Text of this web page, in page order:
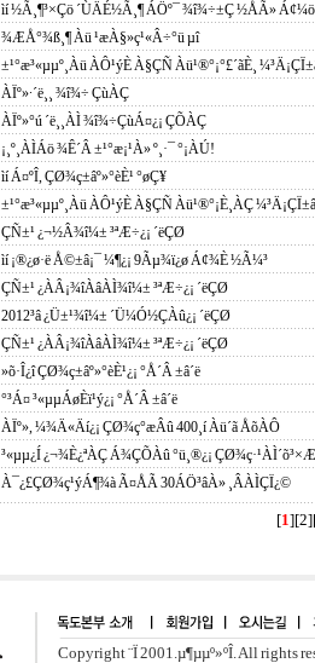
ìí ½Ã¸¶³×Çö ´ÙÄÉ½Ã¸¶ ÁÖº¯ ¾î¾÷±Ç ½ÅÃ» Á¢¼ö
¾ÆÅ°¾ß¸¶ Àü ¹æÀ§»ç¹«Â÷°ü µî
±¹°æ³«µµº¸Àü ÀÔ¹ýÈ­ À§ÇÑ Àü¹®°¡°£´ãÈ¸
ÀÏº»∙´ë¸¸ ¾î¾÷ ÇùÀÇ
ÀÏº»°ú ´ë¸¸ÀÌ ¾î¾÷ÇùÁ¤¿¡ ÇÕÀÇ
¡¸º¸ÀÌÁö ¾Ê´Â ±¹°æ¡¹À» º¸·¯ °¡ÀÚ!
ìí Á¤ºÎ, ÇØ¾ç±âº»°èÈ¹ °øÇ¥
±¹°æ³«µµº¸Àü ÀÔ¹ýÈ­ À§ÇÑ Àü¹®°¡È¸ÀÇ
ÇÑ±¹ ¿¬½Â¾î¼± ³ªÆ÷¿¡ ´ëÇØ
ìí ¡®¿ø·ë Å©±â¡¯ ¼¶¿¡ 9Ãµ¾ï¿ø Á¢¾È ½Ã¼³
ÇÑ±¹ ¿ÀÂ¡¾îÀâÀÌ¾î¼± ³ªÆ÷¿¡ ´ëÇØ
2012³â ¿Ü±¹¾î¼± ´Ü¼Ó½ÇÀû¿¡ ´ëÇØ
ÇÑ±¹ ¿ÀÂ¡¾îÀâÀÌ¾î¼± ³ªÆ÷¿¡ ´ëÇØ
»õ·Î¿î ÇØ¾ç±âº»°èÈ¹¿¡ °Å´Â ±â´ë
°³Á¤ ³«µµÁøÈï¹ý¿¡ °Å´Â ±â´ë
ÀÏº», ¼¾Ä«Äí¿¡ ÇØ¾ç°æÂû 400¸í Àü´ã ÅõÀÔ
³«µµ¿Í ¿¬¾È¿ªÀÇ Á¾ÇÕÀû °ü¸®¿¡
À¯¿£ÇØ¾ç¹ýÁ¶¾à Ã¤ÅÃ 30ÁÖ³âÀ» ¸ÂÀÌÇÏ¿©
[1][2
Copyright ¨Ï 2001.µ¶µµº»ºÎ. All rights